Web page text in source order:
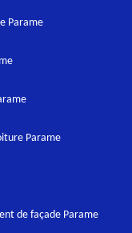
Parame
Parame
de façade Parame